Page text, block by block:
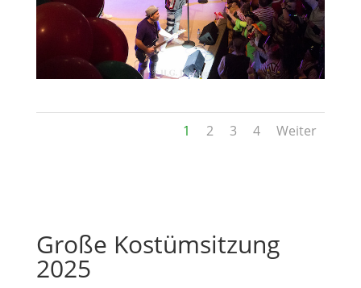
1 2 3 4 Weiter
Große Kostümsitzung
2025